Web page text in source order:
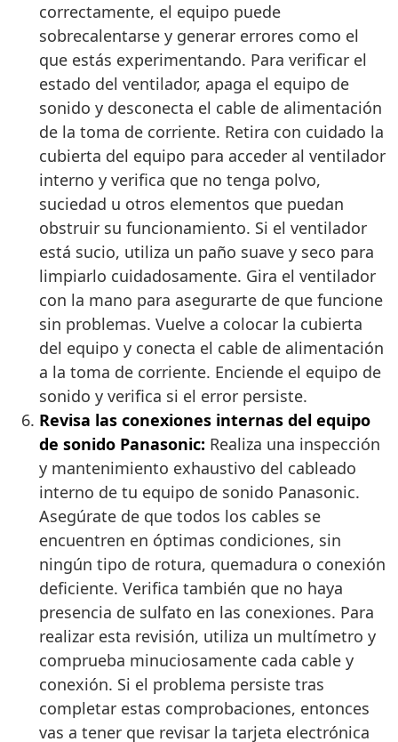
correctamente, el equipo puede
sobrecalentarse y generar errores como el
que estás experimentando. Para verificar el
estado del ventilador, apaga el equipo de
sonido y desconecta el cable de alimentación
de la toma de corriente. Retira con cuidado la
cubierta del equipo para acceder al ventilador
interno y verifica que no tenga polvo,
suciedad u otros elementos que puedan
obstruir su funcionamiento. Si el ventilador
está sucio, utiliza un paño suave y seco para
limpiarlo cuidadosamente. Gira el ventilador
con la mano para asegurarte de que funcione
sin problemas. Vuelve a colocar la cubierta
del equipo y conecta el cable de alimentación
a la toma de corriente. Enciende el equipo de
sonido y verifica si el error persiste.
Revisa las conexiones internas del equipo
de sonido Panasonic: Realiza una inspección
y mantenimiento exhaustivo del cableado
interno de tu equipo de sonido Panasonic.
Asegúrate de que todos los cables se
encuentren en óptimas condiciones, sin
ningún tipo de rotura, quemadura o conexión
deficiente. Verifica también que no haya
presencia de sulfato en las conexiones. Para
realizar esta revisión, utiliza un multímetro y
comprueba minuciosamente cada cable y
conexión. Si el problema persiste tras
completar estas comprobaciones, entonces
vas a tener que revisar la tarjeta electrónica